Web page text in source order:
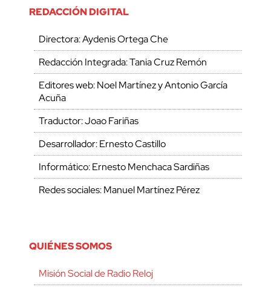
REDACCIÓN DIGITAL
Directora: Aydenis Ortega Che
Redacción Integrada: Tania Cruz Remón
Editores web: Noel Martínez y Antonio García
Acuña
Traductor: Joao Fariñas
Desarrollador: Ernesto Castillo
Informático: Ernesto Menchaca Sardiñas
Redes sociales: Manuel Martínez Pérez
QUIÉNES SOMOS
Misión Social de Radio Reloj